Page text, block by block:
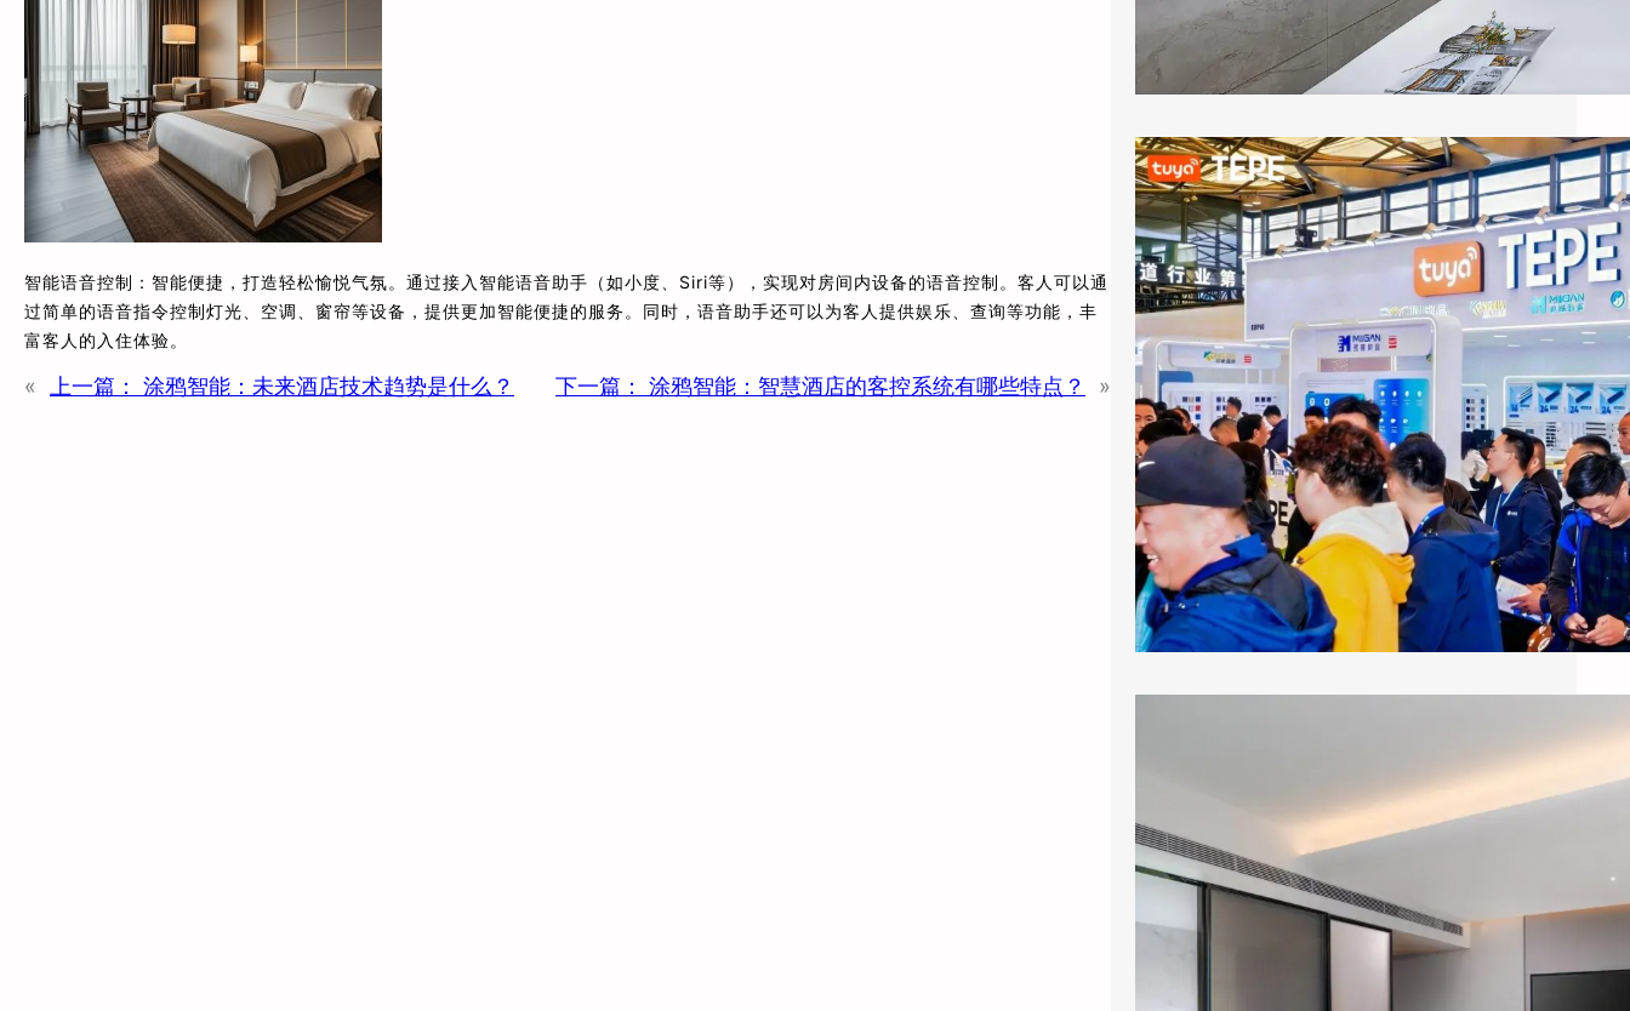
智能语音控制：智能便捷，打造轻松愉悦气氛。通过接入智能语音助手（如小度、Siri等），实现对房间内设备的语音控制。客人可以通
过简单的语音指令控制灯光、空调、窗帘等设备，提供更加智能便捷的服务。同时，语音助手还可以为客人提供娱乐、查询等功能，丰
富客人的入住体验。
« 上一篇： 涂鸦智能：未来酒店技术趋势是什么？ 下一篇： 涂鸦智能：智慧酒店的客控系统有哪些特点？ »
涂鸦智能以AI蓝牙直连方案切入酒店赛道：去中心化架构破解智能化改造三大痛点
2026上海国际酒店展期间，涂鸦智能
（NYSE：TUYA，HKEX：2391）的展区成为
E7馆人气最旺的展位之…
今年五一，全国县域酒店预订量同比暴涨
114%，部分南方县城涨幅超过3倍。但一个尴
尬的现实是：这些撑起半边天的县…